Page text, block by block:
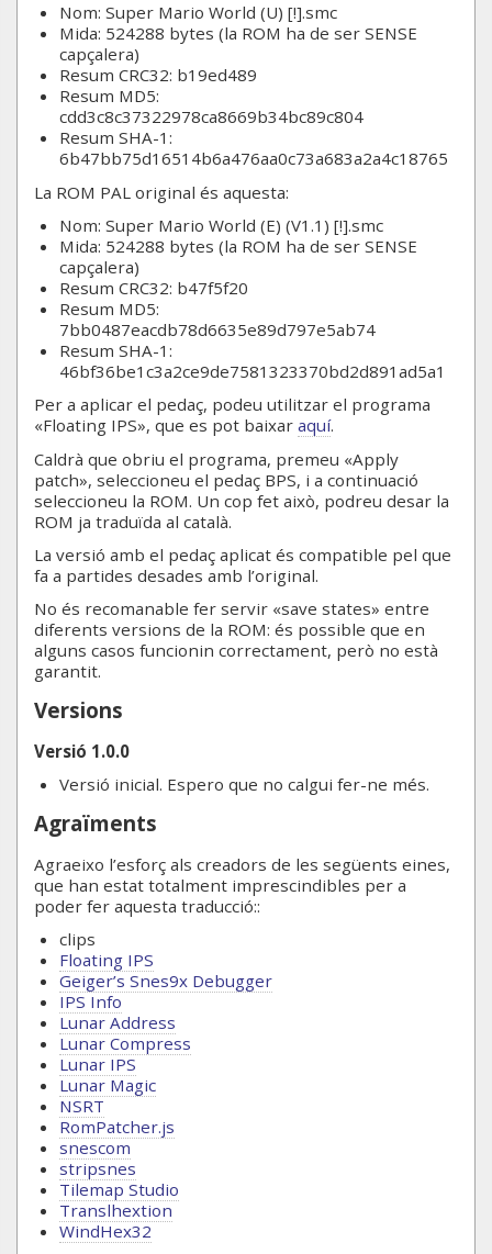
Nom: Super Mario World (U) [!].smc
Mida: 524288 bytes (la ROM ha de ser SENSE
capçalera)
Resum CRC32: b19ed489
Resum MD5:
cdd3c8c37322978ca8669b34bc89c804
Resum SHA-1:
6b47bb75d16514b6a476aa0c73a683a2a4c18765
La ROM PAL original és aquesta:
Nom: Super Mario World (E) (V1.1) [!].smc
Mida: 524288 bytes (la ROM ha de ser SENSE
capçalera)
Resum CRC32: b47f5f20
Resum MD5:
7bb0487eacdb78d6635e89d797e5ab74
Resum SHA-1:
46bf36be1c3a2ce9de7581323370bd2d891ad5a1
Per a aplicar el pedaç, podeu utilitzar el programa
«Floating IPS», que es pot baixaraquí.
Caldrà que obriu el programa, premeu «Apply
patch», seleccioneu el pedaç BPS, i a continuació
seleccioneu la ROM. Un cop fet això, podreu desar la
ROM ja traduïda al català.
La versió amb el pedaç aplicat és compatible pel que
fa a partides desades amb l’original.
No és recomanable fer servir «save states» entre
diferents versions de la ROM: és possible que en
alguns casos funcionin correctament, però no està
garantit.
Versions
Versió 1.0.0
Versió inicial. Espero que no calgui fer-ne més.
Agraïments
Agraeixo l’esforç als creadors de les següents eines,
que han estat totalment imprescindibles per a
poder fer aquesta traducció::
clips
Floating IPS
Geiger’s Snes9x Debugger
IPS Info
Lunar Address
Lunar Compress
Lunar IPS
Lunar Magic
NSRT
RomPatcher.js
snescom
stripsnes
Tilemap Studio
Translhextion
WindHex32